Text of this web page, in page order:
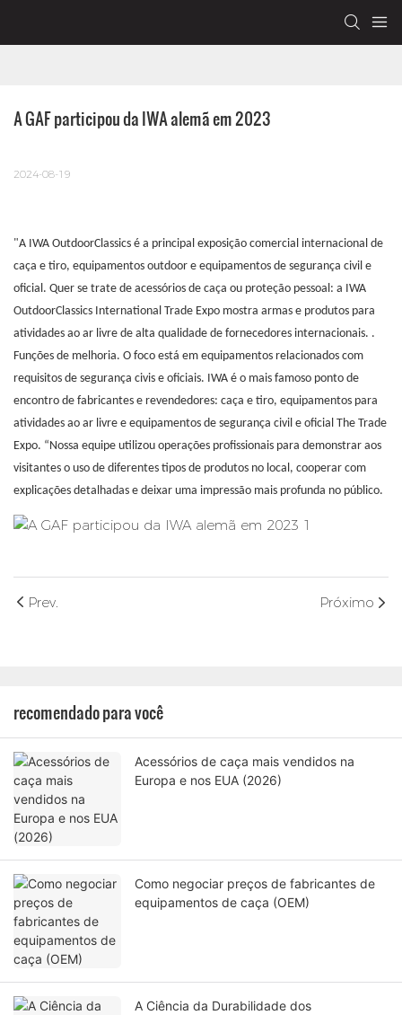
A GAF participou da IWA alemã em 2023
2024-08-19
"A IWA OutdoorClassics é a principal exposição comercial internacional de
caça e tiro, equipamentos outdoor e equipamentos de segurança civil e
oficial. Quer se trate de acessórios de caça ou proteção pessoal: a IWA
OutdoorClassics International Trade Expo mostra armas e produtos para
atividades ao ar livre de alta qualidade de fornecedores internacionais. .
Funções de melhoria. O foco está em equipamentos relacionados com
requisitos de segurança civis e oficiais. IWA é o mais famoso ponto de
encontro de fabricantes e revendedores: caça e tiro, equipamentos para
atividades ao ar livre e equipamentos de segurança civil e oficial The Trade
Expo. “Nossa equipe utilizou operações profissionais para demonstrar aos
visitantes o uso de diferentes tipos de produtos no local, cooperar com
explicações detalhadas e deixar uma impressão mais profunda no público.
Prev. Próximo
recomendado para você
Acessórios de caça mais vendidos na
Europa e nos EUA (2026)
Como negociar preços de fabricantes de
equipamentos de caça (OEM)
A Ciência da Durabilidade dos